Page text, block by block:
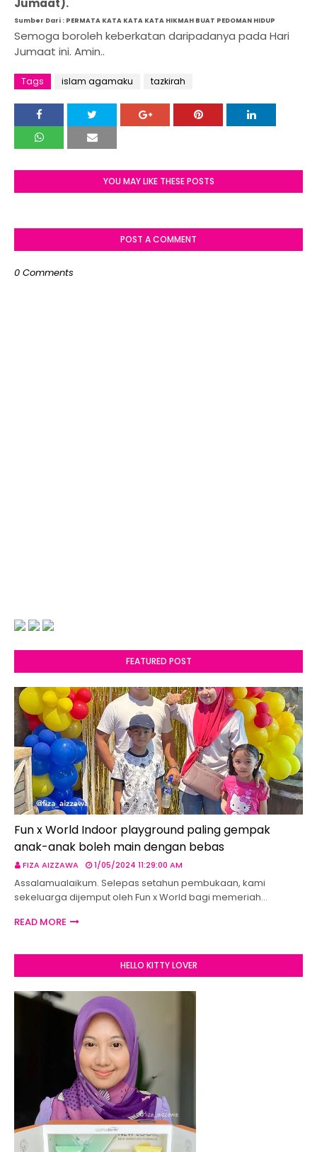
Jumaat).
Sumber Dari : PERMATA KATA KATA KATA HIKMAH BUAT PEDOMAN HIDUP
Semoga boroleh keberkatan daripadanya pada Hari
Jumaat ini. Amin..
Tags islam agamaku tazkirah
YOU MAY LIKE THESE POSTS
POST A COMMENT
0 Comments
FEATURED POST
Fun x World Indoor playground paling gempak
anak-anak boleh main dengan bebas
FIZA AIZZAWA 1/05/2024 11:29:00 AM
Assalamualaikum. Selepas setahun pembukaan, kami
sekeluarga dijemput oleh Fun x World bagi memeriah…
READ MORE
HELLO KITTY LOVER